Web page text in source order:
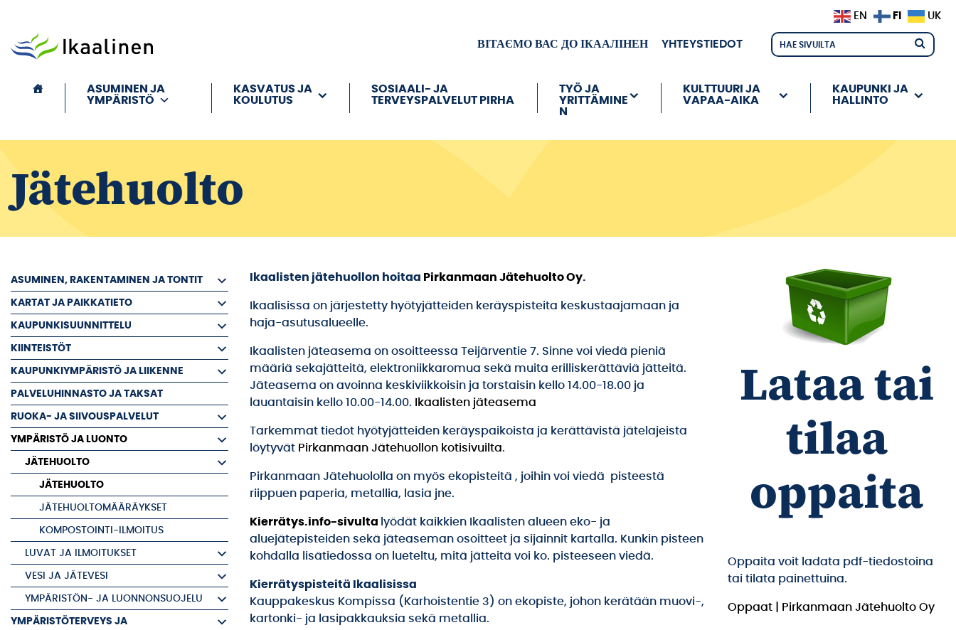
ВІТАЄМО ВАС ДО ІКААЛІНЕН YHTEYSTIEDOT
ASUMINEN JA
YMPÄRISTÖ
KASVATUS JA
KOULUTUS
SOSIAALI- JA
TERVEYSPALVELUT PIRHA
TYÖ JA
YRITTÄMINE
N
KULTTUURI JA
VAPAA-AIKA
KAUPUNKI JA
HALLINTO
Jätehuolto
ASUMINEN, RAKENTAMINEN JA TONTIT
KARTAT JA PAIKKATIETO
KAUPUNKISUUNNITTELU
KIINTEISTÖT
KAUPUNKIYMPÄRISTÖ JA LIIKENNE
PALVELUHINNASTO JA TAKSAT
RUOKA- JA SIIVOUSPALVELUT
YMPÄRISTÖ JA LUONTO
JÄTEHUOLTO
JÄTEHUOLTO
JÄTEHUOLTOMÄÄRÄYKSET
KOMPOSTOINTI-ILMOITUS
LUVAT JA ILMOITUKSET
VESI JA JÄTEVESI
YMPÄRISTÖN- JA LUONNONSUOJELU
YMPÄRISTÖTERVEYS JA
Ikaalisten jätehuollon hoitaa Pirkanmaan Jätehuolto Oy.
Ikaalisissa on järjestetty hyötyjätteiden keräyspisteita keskustaajamaan ja
haja-asutusalueelle.
Ikaalisten jäteasema on osoitteessa Teijärventie 7. Sinne voi viedä pieniä
määriä sekajätteitä, elektroniikkaromua sekä muita erilliskerättäviä jätteitä.
Jäteasema on avoinna keskiviikkoisin ja torstaisin kello 14.00-18.00 ja
lauantaisin kello 10.00-14.00.
Ikaalisten jäteasema
Tarkemmat tiedot hyötyjätteiden keräyspaikoista ja kerättävistä jätelajeista
löytyvät Pirkanmaan Jätehuollon kotisivuilta.
Pirkanmaan Jätehuololla on myös ekopisteitä , joihin voi viedä pisteestä
riippuen paperia, metallia, lasia jne.
Kierrätys.info-sivulta lyödät kaikkien Ikaalisten alueen eko- ja
aluejätepisteiden sekä jäteaseman osoitteet ja sijainnit kartalla. Kunkin pisteen
kohdalla lisätiedossa on lueteltu, mitä jätteitä voi ko. pisteeseen viedä.
Kierrätyspisteitä Ikaalisissa
Kauppakeskus Kompissa (Karhoistentie 3) on ekopiste, johon kerätään muovi-,
kartonki- ja lasipakkauksia sekä metallia.
Lataa tai
tilaa
oppaita
Oppaita voit ladata pdf-tiedostoina
tai tilata painettuina.
Oppaat | Pirkanmaan Jätehuolto Oy
EN FI UK